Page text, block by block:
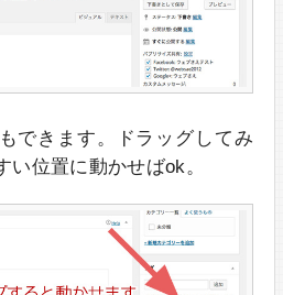
できます。ドラッグしてみ
い位置に動かせばok。